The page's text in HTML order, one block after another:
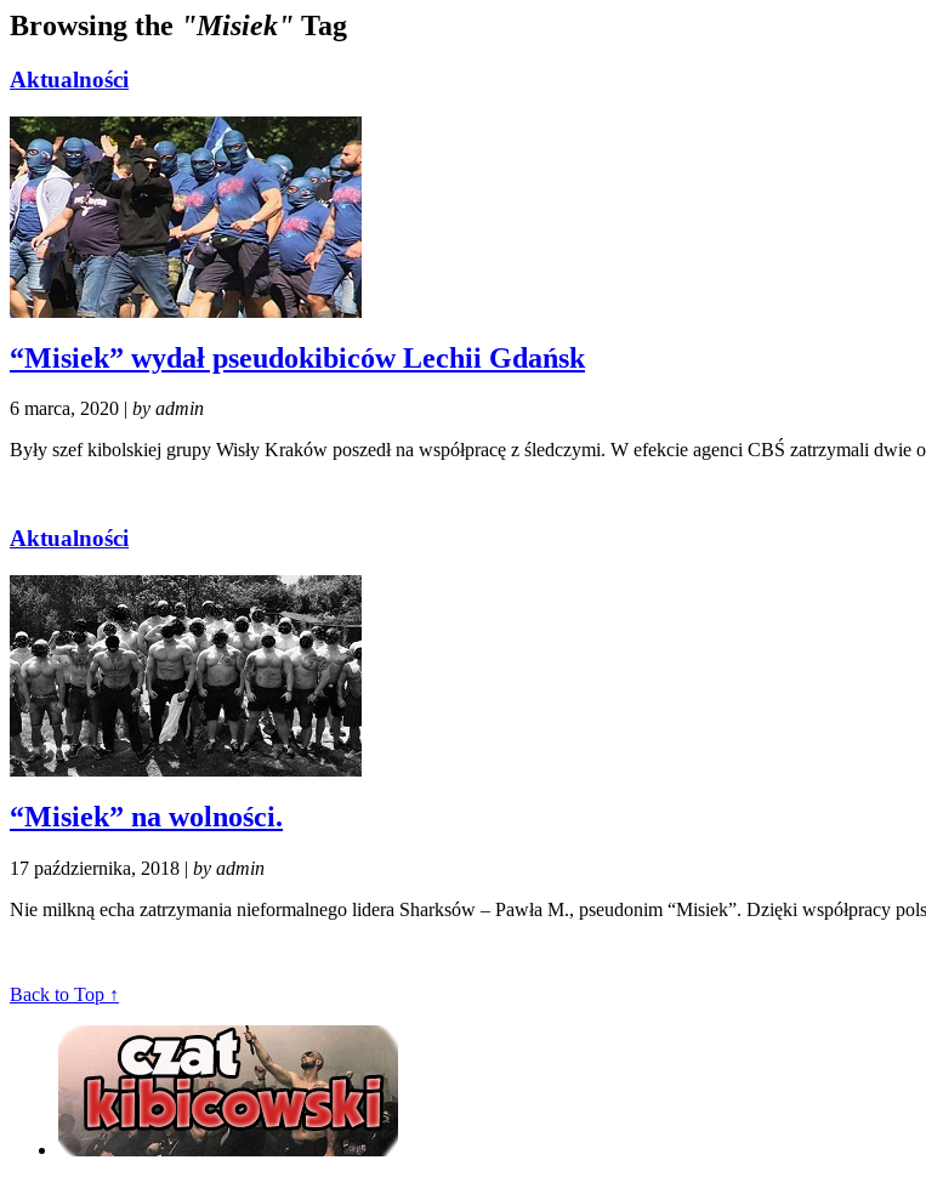
Browsing the "Misiek" Tag
Aktualności
“Misiek” wydał pseudokibiców Lechii Gdańsk
6 marca, 2020 | by admin
Były szef kibolskiej grupy Wisły Kraków poszedł na współpracę z śledczymi. W efekcie agenci CBŚ zatrzymali dwie
Aktualności
“Misiek” na wolności.
17 października, 2018 | by admin
Nie milkną echa zatrzymania nieformalnego lidera Sharksów – Pawła M., pseudonim “Misiek”. Dzięki współpracy
Back to Top ↑